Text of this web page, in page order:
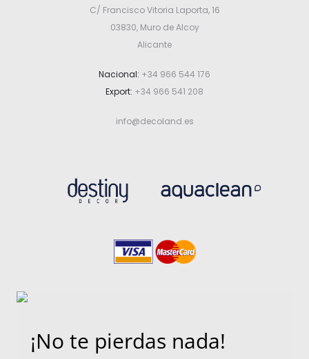
C/ Francisco Vitoria Laporta, 16
03830, Muro de Alcoy
Alicante
Nacional: +34 966 544 176
Export: +34 966 541 208
info@decoland.es
¡No te pierdas nada!